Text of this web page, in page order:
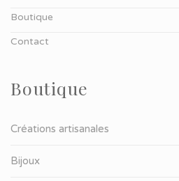
Boutique
Contact
Boutique
Créations artisanales
Bijoux